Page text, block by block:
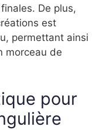
De plus,
est
permettant ainsi
morceau de
pour